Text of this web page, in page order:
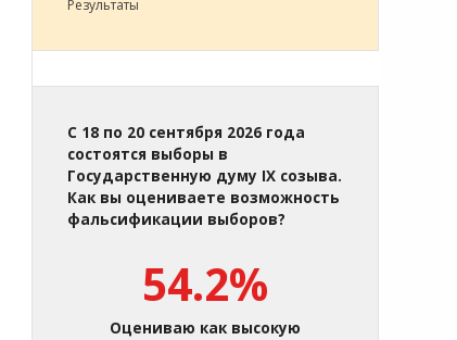
Результаты
С 18 по 20 сентября 2026 года
состоятся выборы в
Государственную думу IX созыва.
Как вы оцениваете возможность
фальсификации выборов?
54.2%
Оцениваю как высокую